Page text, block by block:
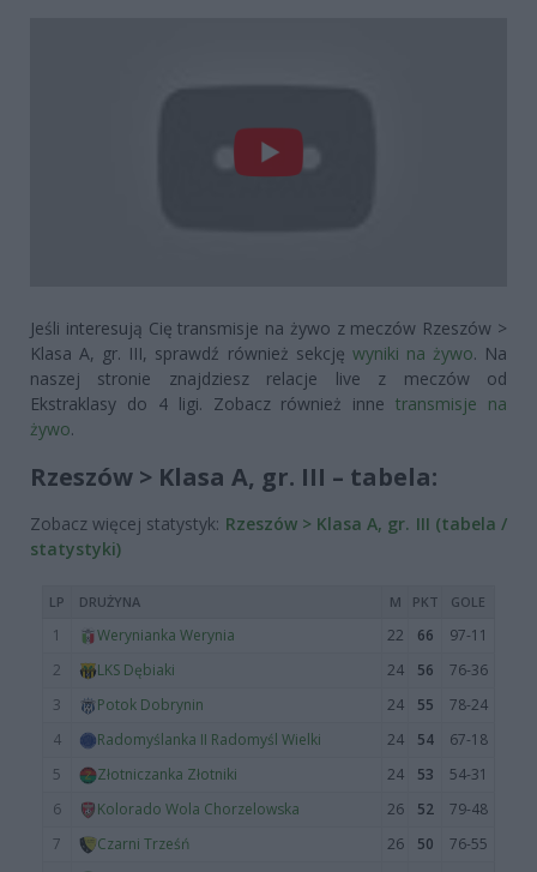
Jeśli interesują Cię transmisje na żywo z meczów Rzeszów >
Klasa A, gr. III, sprawdź również sekcję wyniki na żywo. Na
naszej stronie znajdziesz relacje live z meczów od
Ekstraklasy do 4 ligi. Zobacz również innetransmisje na
żywo.
Rzeszów > Klasa A, gr. III – tabela:
Zobacz więcej statystyk: Rzeszów > Klasa A, gr. III (tabela /
statystyki)